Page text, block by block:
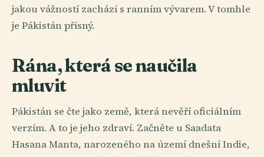
jakou vážností zachází s ranním vývarem. V tomhle
je Pákistán přísný.
Rána, která se naučila
mluvit
Pákistán se čte jako země, která nevěří oficiálním
verzím. A to je jeho zdraví. Začněte u Saadata
Hasana Manta, narozeného na území dnešní Indie,